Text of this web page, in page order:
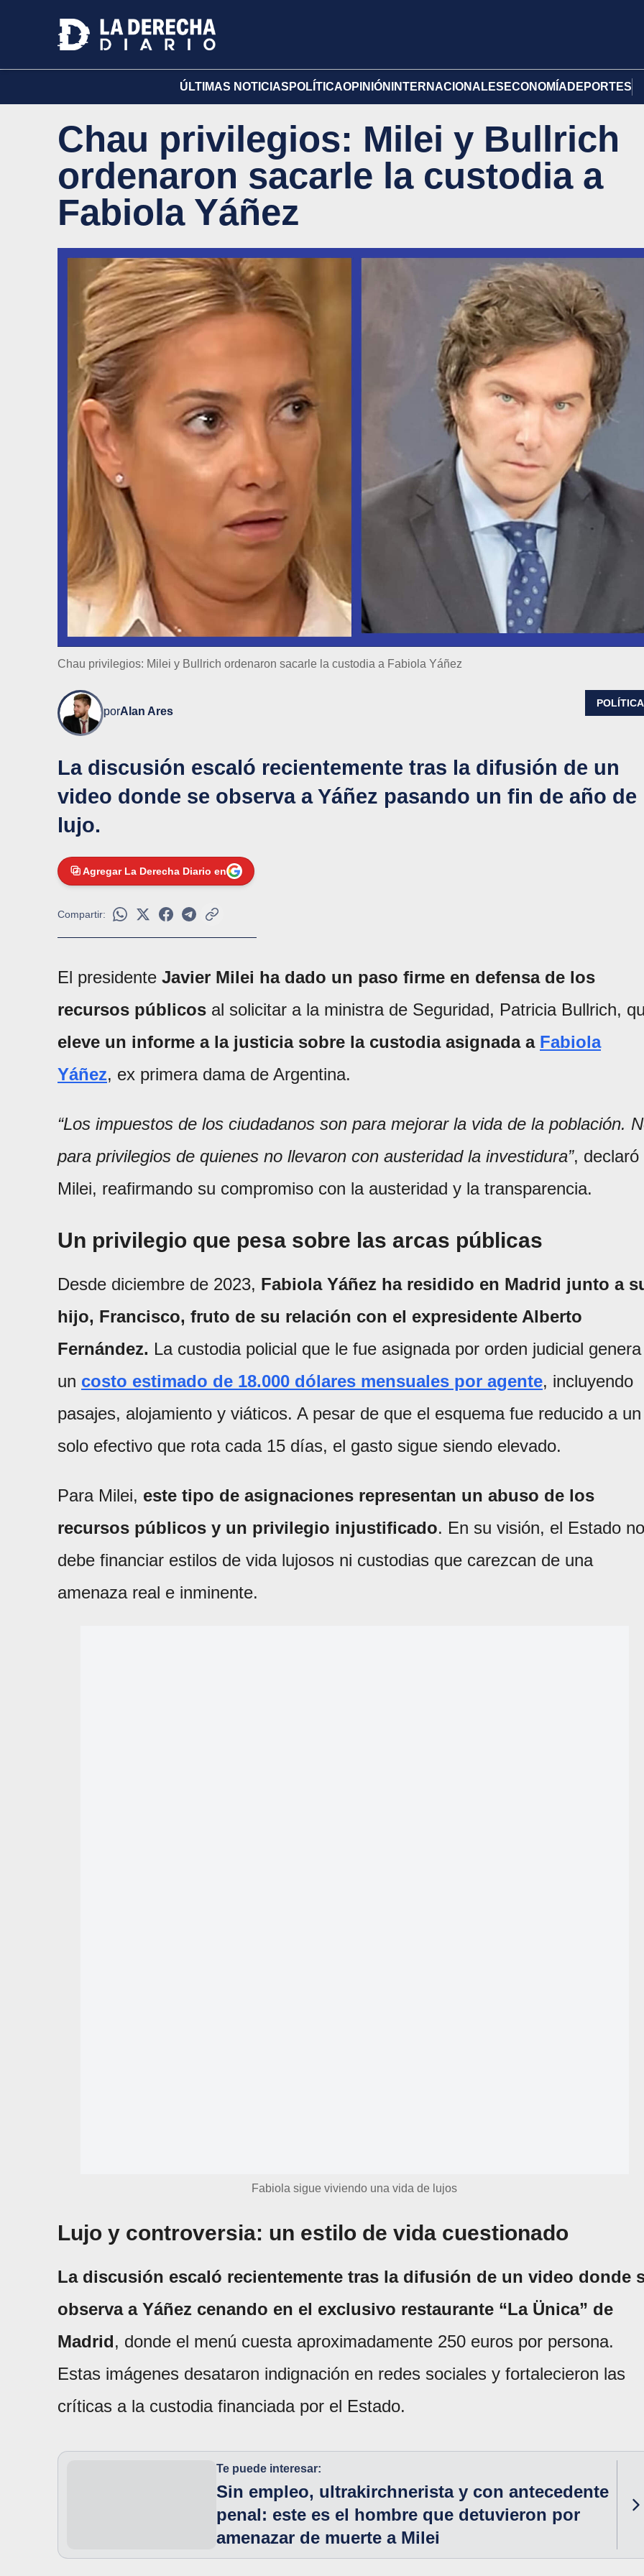
ÚLTIMAS NOTICIAS POLÍTICAOPINIÓN INTERNACIONALES ECONOMÍA DEPORTES
Chau privilegios: Milei y Bullrich
ordenaron sacarle la custodia a
Fabiola Yáñez
Chau privilegios: Milei y Bullrich ordenaron sacarle la custodia a Fabiola Yáñez
porAlan Ares
POLÍTICA
La discusión escaló recientemente tras la difusión de un
video donde se observa a Yáñez pasando un fin de año de
lujo.
Agregar La Derecha Diario en
Compartir:
El presidente Javier Milei ha dado un paso firme en defensa de los
recursos públicos al solicitar a la ministra de Seguridad, Patricia Bullrich,
eleve un informe a la justicia sobre la custodia asignada a Fabiola
Yáñez, ex primera dama de Argentina.
“Los impuestos de los ciudadanos son para mejorar la vida de la población.
para privilegios de quienes no llevaron con austeridad la investidura”, declaró
Milei, reafirmando su compromiso con la austeridad y la transparencia.
Un privilegio que pesa sobre las arcas públicas
Desde diciembre de 2023, Fabiola Yáñez ha residido en Madrid junto a
hijo, Francisco, fruto de su relación con el expresidente Alberto
Fernández. La custodia policial que le fue asignada por orden judicial genera
un costo estimado de 18.000 dólares mensuales por agente, incluyendo
pasajes, alojamiento y viáticos. A pesar de que el esquema fue reducido a un
solo efectivo que rota cada 15 días, el gasto sigue siendo elevado.
Para Milei, este tipo de asignaciones representan un abuso de los
recursos públicos y un privilegio injustificado. En su visión, el Estado no
debe financiar estilos de vida lujosos ni custodias que carezcan de una
amenaza real e inminente.
Fabiola sigue viviendo una vida de lujos
Lujo y controversia: un estilo de vida cuestionado
La discusión escaló recientemente tras la difusión de un video donde
observa a Yáñez cenando en el exclusivo restaurante “La Ünica” de
Madrid, donde el menú cuesta aproximadamente 250 euros por persona.
Estas imágenes desataron indignación en redes sociales y fortalecieron las
críticas a la custodia financiada por el Estado.
Te puede interesar:
Sin empleo, ultrakirchnerista y con antecedente
penal: este es el hombre que detuvieron por
amenazar de muerte a Milei